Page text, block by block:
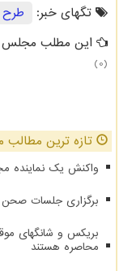
تگهای خبر:
طرح
این مطلب مجلس
(0)
تازه ترین مطالب
واکنش یک نماینده
برگزاری جلسات
بریکس و شانگهای
محاصره هستند